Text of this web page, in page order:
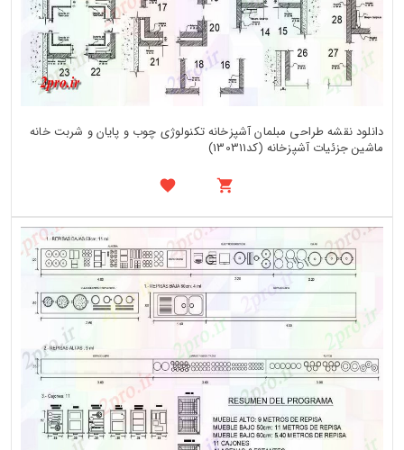
دانلود نقشه طراحی مبلمان آشپزخانه تکنولوژی چوب و پایان و شربت خانه
ماشین جزئیات آشپزخانه (کد130311)